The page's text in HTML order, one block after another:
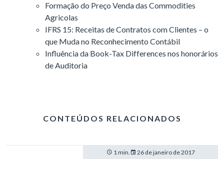
Formação do Preço Venda das Commodities
Agricolas
IFRS 15: Receitas de Contratos com Clientes – o
que Muda no Reconhecimento Contábil
Influência da Book-Tax Differences nos honorários
de Auditoria
CONTEÚDOS RELACIONADOS
1 min. 26 de janeiro de 2017